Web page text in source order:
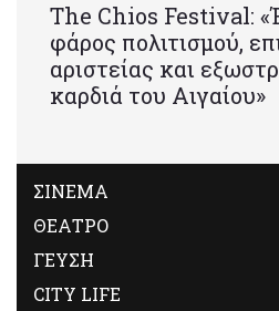
Τhe Chios Festival:
φάρος πολιτισμού,
αριστείας και
καρδιά του Αιγαίου»
ΣΙΝΕΜΑ
ΘΕΑΤΡΟ
ΓΕΥΣΗ
CITY LIFE